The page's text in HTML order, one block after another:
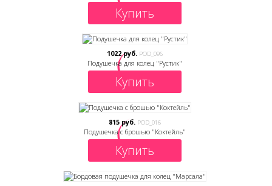
Купить
1022 руб. POD_096
Подушечка для колец "Рустик"
Купить
815 руб. POD_016
Подушечка с брошью "Коктейль"
Купить